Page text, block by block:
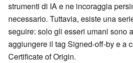
strumenti di IA e ne incoraggia
necessario. Tuttavia, esiste una
seguire: solo gli esseri umani sono
aggiungere il tag Signed-off-by e a
Certificate of Origin.